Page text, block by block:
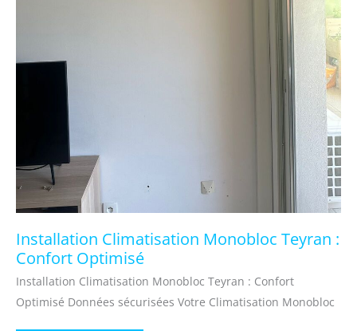
Installation Climatisation Monobloc Teyran :
Confort Optimisé
Installation Climatisation Monobloc Teyran : Confort
Optimisé Données sécurisées Votre Climatisation Monobloc